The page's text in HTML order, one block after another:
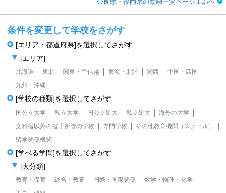
条件を変更して学校をさがす
[エリア・都道府県]を選択してさがす
[エリア]
北海道 東北 関東・甲信越 東海・北陸 関西
中国・四国
九州・沖縄
[学校の種類]を選択してさがす
国公立大学 私立大学 国公立短大 私立短大
海外の大学
文科省以外の省庁所管の学校
専門学校
その他教育機関（スクール）
留学関係機関
[学べる学問]を選択してさがす
[大分類]
教育・保育 総合・教養 国際・国際関係
数学・物理・化学